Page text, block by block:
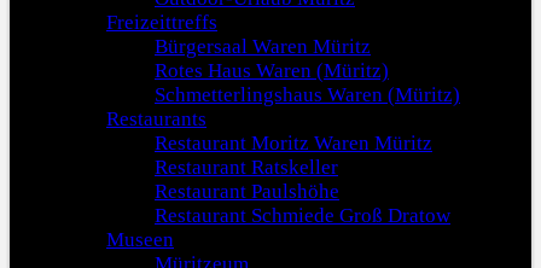
Freizeittreffs
Bürgersaal Waren Müritz
Rotes Haus Waren (Müritz)
Schmetterlingshaus Waren (Müritz)
Restaurants
Restaurant Moritz Waren Müritz
Restaurant Ratskeller
Restaurant Paulshöhe
Restaurant Schmiede Groß Dratow
Museen